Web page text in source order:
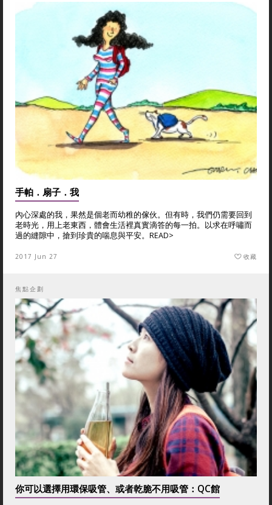
手帕．扇子．我
內心深處的我，果然是個老而幼稚的傢伙。但有時，我們仍需要回到
老時光，用上老東西，體會生活裡真實滴答的每一拍。以求在呼嘯而
過的縫隙中，搶到珍貴的喘息與平安。 READ>
2017 Jun 27 收藏
焦點企劃
你可以選擇用環保吸管、或者乾脆不用吸管：QC館